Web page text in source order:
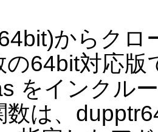
からクロ
の64bit対応版
をインクル
数は、